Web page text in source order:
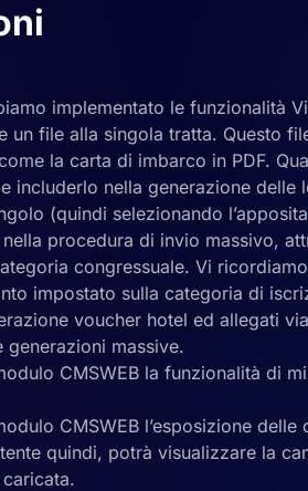
implementato le funzionalità
un file alla singola tratta. Questo
la carta di imbarco in PDF.
includerlo nella generazione
(quindi selezionando
procedura di invio massivo,
congressuale. Vi
impostato sulla categoria di
voucher hotel ed allegati
generazioni massive.
CMSWEB la funzionalità di
CMSWEB l’esposizione
quindi, potrà visualizzare la